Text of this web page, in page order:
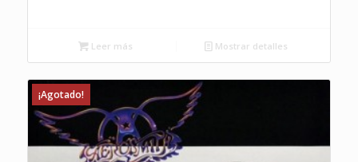
Leer más Mostrar detalles
¡Agotado!